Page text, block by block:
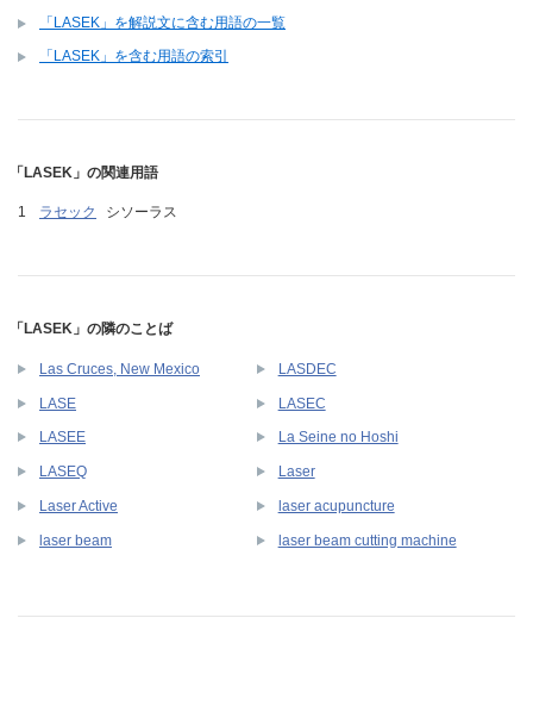
「LASEK」を解説文に含む用語の一覧
「LASEK」を含む用語の索引
「LASEK」の関連用語
ラセック シソーラス
「LASEK」の隣のことば
Las Cruces, New Mexico LASDEC
LASE LASEC
LASEE La Seine no Hoshi
LASEQ Laser
Laser Active laser acupuncture
laser beam laser beam cutting machine